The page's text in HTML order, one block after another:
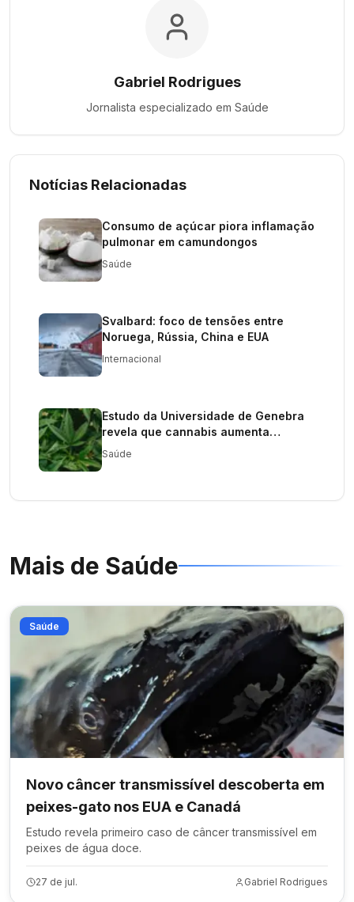
Gabriel Rodrigues
Jornalista especializado em Saúde
Notícias Relacionadas
Consumo de açúcar piora inflamação
pulmonar em camundongos
Saúde
Svalbard: foco de tensões entre
Noruega, Rússia, China e EUA
Internacional
Estudo da Universidade de Genebra
revela que cannabis aumenta
testosterona
Saúde
Mais de Saúde
Saúde
Novo câncer transmissível descoberta em
peixes-gato nos EUA e Canadá
Estudo revela primeiro caso de câncer transmissível em
peixes de água doce.
27 de jul. Gabriel Rodrigues